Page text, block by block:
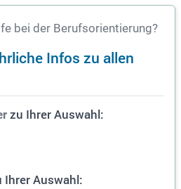
bei der Berufsorientierung?
Infos zu allen
zu Ihrer Auswahl:
Ihrer Auswahl: